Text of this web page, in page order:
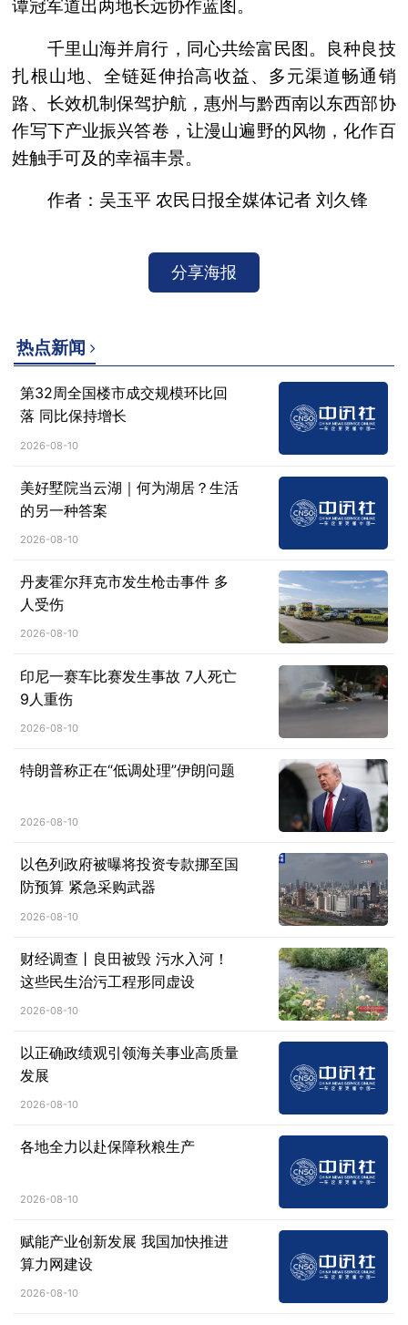
谭冠军道出两地长远协作蓝图。
千里山海并肩行，同心共绘富民图。良种良技
扎根山地、全链延伸抬高收益、多元渠道畅通销
路、长效机制保驾护航，惠州与黔西南以东西部协
作写下产业振兴答卷，让漫山遍野的风物，化作百
姓触手可及的幸福丰景。
作者：吴玉平 农民日报全媒体记者 刘久锋
分享海报
热点新闻
第32周全国楼市成交规模环比回
落 同比保持增长
2026-08-10
美好墅院当云湖｜何为湖居？生活
的另一种答案
2026-08-10
丹麦霍尔拜克市发生枪击事件 多
人受伤
2026-08-10
印尼一赛车比赛发生事故 7人死亡
9人重伤
2026-08-10
特朗普称正在“低调处理”伊朗问题
2026-08-10
以色列政府被曝将投资专款挪至国
防预算 紧急采购武器
2026-08-10
财经调查丨良田被毁 污水入河！
这些民生治污工程形同虚设
2026-08-10
以正确政绩观引领海关事业高质量
发展
2026-08-10
各地全力以赴保障秋粮生产
2026-08-10
赋能产业创新发展 我国加快推进
算力网建设
2026-08-10